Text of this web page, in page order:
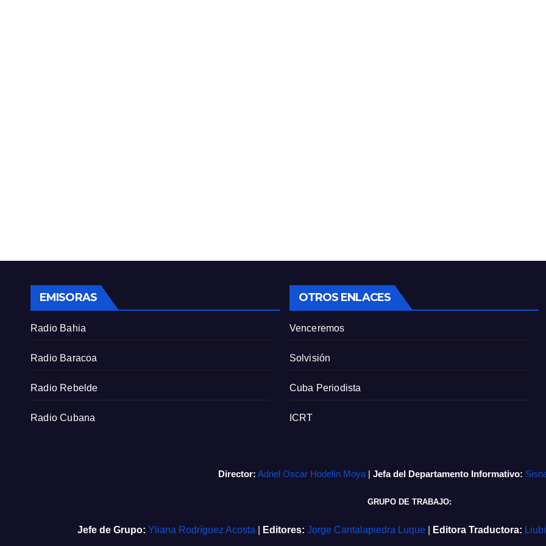
EMISORAS
Radio Bahia
Radio Baracoa
Radio Rebelde
Radio Cubana
OTROS ENLACES
Venceremos
Solvisión
Cuba Periodista
ICRT
Director: Adriel Oscar Hodelín Moya | Jefa del Departamento Informativo:
GRUPO DE TRABAJO:
Jefe de Grupo: Yliana Rodríguez Acosta Editores: Jorge Cantalapiedra Luque Editora Traductora: